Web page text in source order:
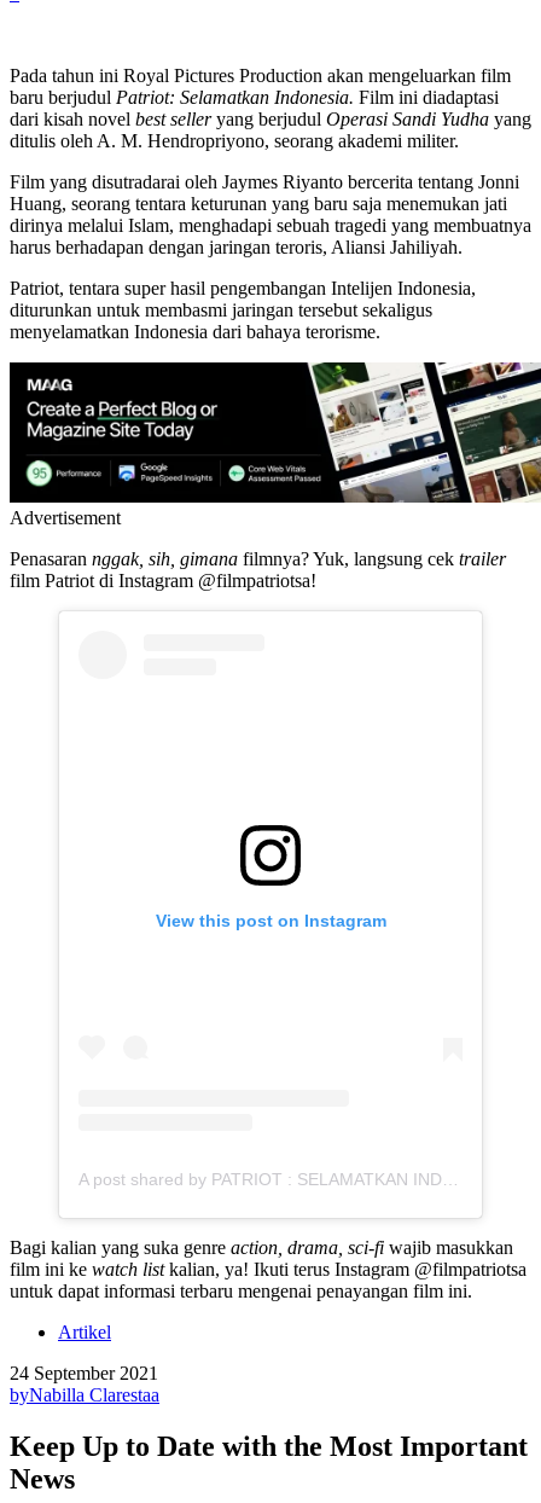
Pada tahun ini Royal Pictures Production akan mengeluarkan film
baru berjudul Patriot: Selamatkan Indonesia. Film ini diadaptasi
dari kisah novel best selleryang berjudul Operasi Sandi Yudha yang
ditulis oleh A. M. Hendropriyono, seorang akademi militer.
Film yang disutradarai oleh Jaymes Riyanto bercerita tentang Jonni
Huang, seorang tentara keturunan yang baru saja menemukan jati
dirinya melalui Islam, menghadapi sebuah tragedi yang membuatnya
harus berhadapan dengan jaringan teroris, Aliansi Jahiliyah.
Patriot, tentara super hasil pengembangan Intelijen Indonesia,
diturunkan untuk membasmi jaringan tersebut sekaligus
menyelamatkan Indonesia dari bahaya terorisme.
Advertisement
Penasaran nggak, sih, gimana filmnya? Yuk, langsung cek trailer
film Patriot di Instagram @filmpatriotsa!
View this post on Instagram
Bagi kalian yang suka genre action, drama, sci-fi wajib masukkan
film ini ke watch listkalian, ya! Ikuti terus Instagram @filmpatriotsa
untuk dapat informasi terbaru mengenai penayangan film ini.
Artikel
24 September 2021
byNabilla Clarestaa
Keep Up to Date with the Most Important
News